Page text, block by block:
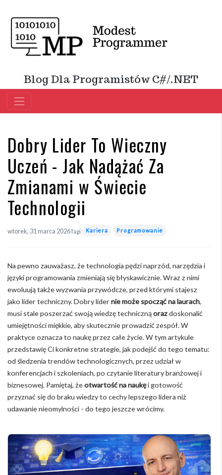
Blog Dla Programistów C#/.NET
Dobry Lider To Wieczny
Uczeń - Jak Nadążać Za
Zmianami w Świecie
Technologii
wtorek, 31 marca 2026Tagi: Kariera Programowanie
Na pewno zauważasz, że technologia pędzi naprzód, narzędzia i
języki programowania zmieniają się błyskawicznie. Wraz z nimi
ewoluują także wyzwania przywódcze, przed którymi stajesz
jako lider techniczny. Dobry lider nie może spocząć na laurach,
musi stale poszerzać swoją wiedzę technicznąorazdoskonalić
umiejętności miękkie, aby skutecznie prowadzić zespół. W
praktyce oznacza to naukę przez całe życie. W tym artykule
przedstawię Ci konkretne strategie, jak podejść do tego tematu:
od śledzenia trendów technologicznych, przez udział w
konferencjach i szkoleniach, po czytanie literatury branżowej i
biznesowej. Pamiętaj, żeotwartość na naukęi gotowość
przyznać się do braku wiedzy to cechy lepszego lidera niż
udawanie nieomylności - do tego jeszcze wrócimy.